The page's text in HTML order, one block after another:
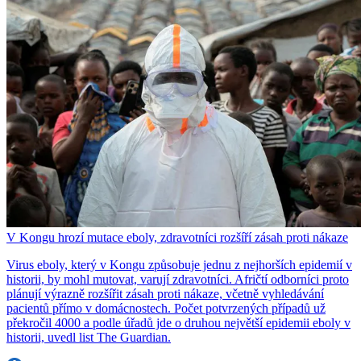
V Kongu hrozí mutace eboly, zdravotníci rozšíří zásah proti nákaze
Virus eboly, který v Kongu způsobuje jednu z nejhorších epidemií v
historii, by mohl mutovat, varují zdravotníci. Afričtí odborníci proto
plánují výrazně rozšířit zásah proti nákaze, včetně vyhledávání
pacientů přímo v domácnostech. Počet potvrzených případů už
překročil 4000 a podle úřadů jde o druhou největší epidemii eboly v
historii, uvedl list The Guardian.